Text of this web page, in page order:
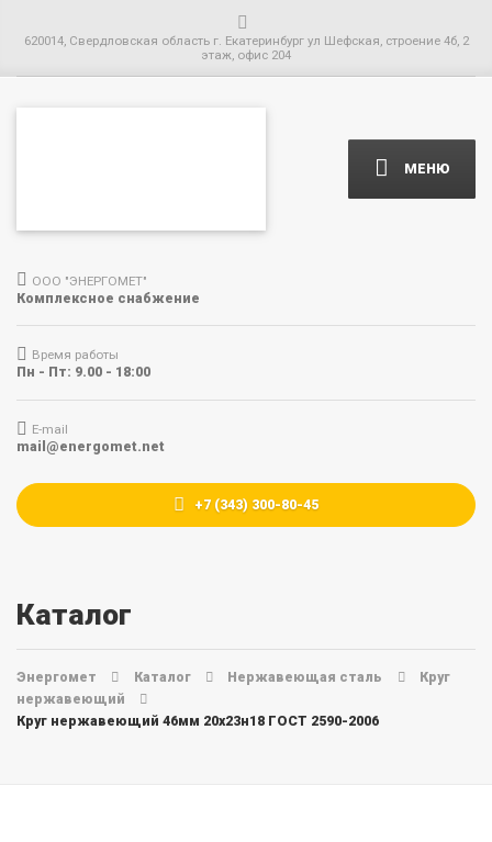
620014, Свердловская область г. Екатеринбург ул Шефская, строение 4б, 2
этаж, офис 204
МЕНЮ
ООО "ЭНЕРГОМЕТ"
Комплексное снабжение
Время работы
Пн - Пт: 9.00 - 18:00
E-mail
mail@energomet.net
+7 (343) 300-80-45
Каталог
Энергомет Каталог Нержавеющая сталь
Круг
нержавеющий
Круг нержавеющий 46мм 20х23н18 ГОСТ 2590-2006